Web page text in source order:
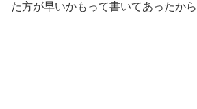
た方が早いかもって書いてあったか